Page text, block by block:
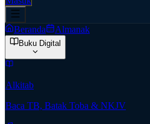
Beranda Almanak
Buku Digital
Alkitab
Baca TB, Batak Toba & NKJV